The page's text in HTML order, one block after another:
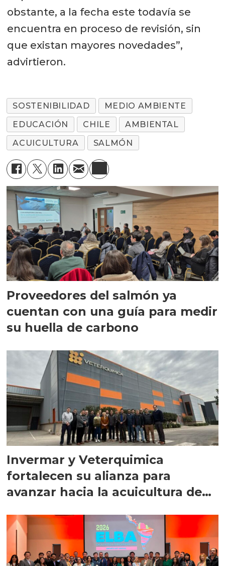
obstante, a la fecha este todavía se
encuentra en proceso de revisión, sin
que existan mayores novedades”,
advirtieron.
SOSTENIBILIDAD
MEDIO AMBIENTE
EDUCACIÓN
CHILE
AMBIENTAL
ACUICULTURA
SALMÓN
Proveedores del salmón ya
cuentan con una guía para medir
su huella de carbono
Invermar y Veterquimica
fortalecen su alianza para
avanzar hacia la acuicultura de